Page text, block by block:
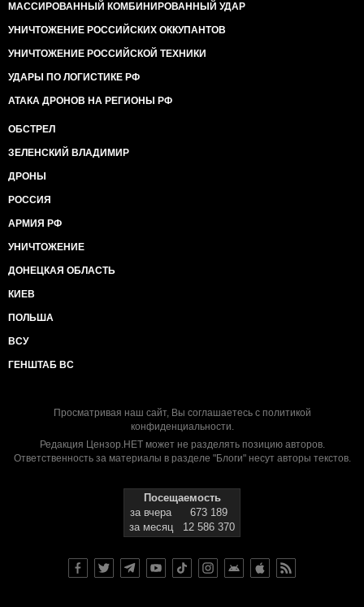
МАССИРОВАННЫЙ КОМБИНИРОВАННЫЙ УДАР
УНИЧТОЖЕНИЕ РОССИЙСКИХ ОККУПАНТОВ
УНИЧТОЖЕНИЕ РОССИЙСКОЙ ТЕХНИКИ
УДАРЫ ПО ЛОГИСТИКЕ РФ
АТАКА ДРОНОВ НА РЕГИОНЫ РФ
ОБСТРЕЛ
ЗЕЛЕНСКИЙ ВЛАДИМИР
ДРОНЫ
РОССИЯ
АРМИЯ РФ
УНИЧТОЖЕНИЕ
ДОНЕЦКАЯ ОБЛАСТЬ
КИЕВ
ПОЛЬША
ВСУ
ГЕНШТАБ ВС
Просматривая наш сайт, Вы соглашаетесь с политикой
конфиденциальности.
Редакция Цензор.НЕТ может не разделять позицию авторов.
Ответственность за материалы в разделе "Блоги" несут авторы текстов.
Посещаемость
за вчера
673 189
за месяц
12 586 370